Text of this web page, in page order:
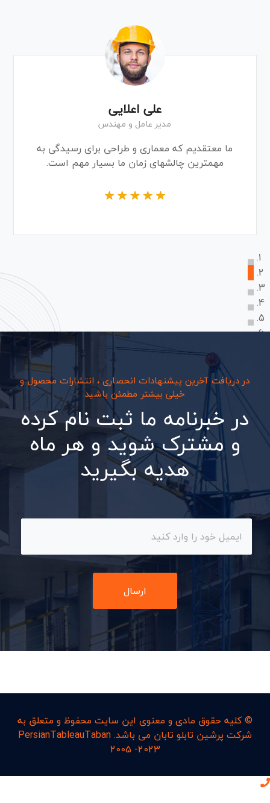
مینا پارسی
مهندسی طراحی
ما معتقدیم که معماری و طراحی برای رسیدگی به
مهمترین چالشهای زمان ما بسیار مهم است.
در دریافت آخرین پیشنهادات انحصاری ، انتشارات محصول و
خیلی بیشتر مطمئن باشید
در خبرنامه ما ثبت نام کرده
و مشترک شوید و هر ماه
هدیه بگیرید
ارسال
© کليه حقوق مادی و معنوی اين سايت محفوظ و متعلق به
شرکت پرشین تابلو تابان می باشد. PersianTableauTaban
2005 -2023